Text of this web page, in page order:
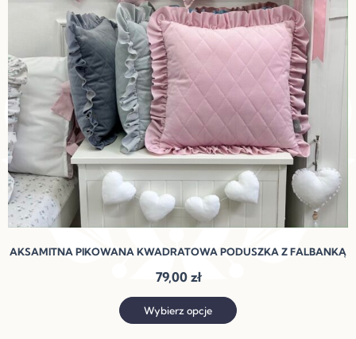
AKSAMITNA PIKOWANA KWADRATOWA PODUSZKA Z FALBANKĄ
79,00 zł
Wybierz opcje
Opcje
można
wybrać
na
stronie
produktu